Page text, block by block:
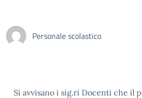
Personale scolastico
Si avvisano i sig.ri Docenti che il